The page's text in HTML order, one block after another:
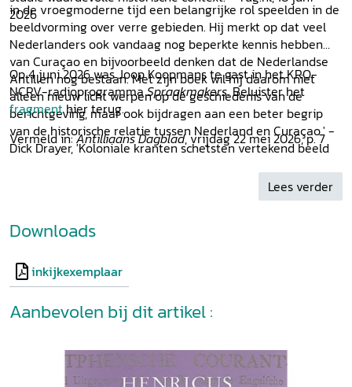
2026
in de vroegmoderne tijd een belangrijke rol speelden in de
beeldvorming over verre gebieden. Hij merkt op dat veel
Nederlanders ook vandaag nog beperkte kennis hebben
van Curaçao en bijvoorbeeld denken dat de Nederlandse
Antillen nog bestaan. Met zijn boek wil hij daarom niet
alleen nieuw licht werpen op de geschiedenis van de
berichtgeving, maar ook bijdragen aan een beter begrip
van de historische relatie tussen Nederland en Curaçao.' -
Dick Drayer, 'Koloniale kranten schetsten vertekend beeld
Op 4 juni 2026 was Joop Koopmans te gast in het KRO-
NCRV-radioprogrammaSpraakmakers. Beluister het
fragmenthier terug.
Vermeld in:Antilliaans Dagblad, vrijdag 22 mei 2026, p. 7
Lees verder
Downloads
inkijkexemplaar
Aanbevolen bij dit artikel :